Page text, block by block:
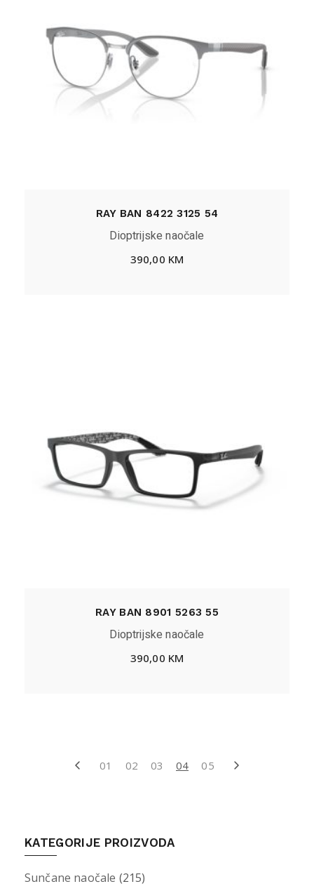
RAY BAN 8422 3125 54
Dioptrijske naočale
390,00 KM
RAY BAN 8901 5263 55
Dioptrijske naočale
390,00 KM
01 02 03 04 05
KATEGORIJE PROIZVODA
Sunčane naočale (215)